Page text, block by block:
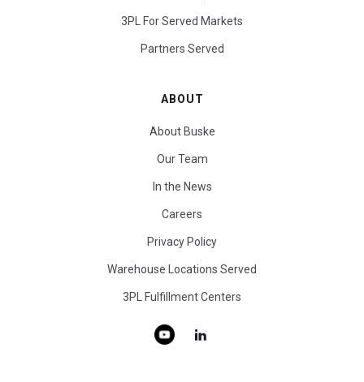
3PL For Served Markets
Partners Served
ABOUT
About Buske
Our Team
In the News
Careers
Privacy Policy
Warehouse Locations Served
3PL Fulfillment Centers